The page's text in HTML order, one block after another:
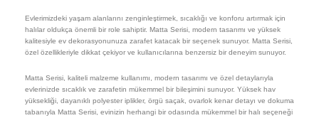
Evlerimizdeki yaşam alanlarını zenginleştirmek, sıcaklığı ve konforu artırmak için
halılar oldukça önemli bir role sahiptir. Matta Serisi, modern tasarımı ve yüksek
kalitesiyle ev dekorasyonunuza zarafet katacak bir seçenek sunuyor. Matta Serisi,
özel özellikleriyle dikkat çekiyor ve kullanıcılarına benzersiz bir deneyim sunuyor.
Matta Serisi, kaliteli malzeme kullanımı, modern tasarımı ve özel detaylarıyla
evlerinizde sıcaklık ve zarafetin mükemmel bir bileşimini sunuyor. Yüksek hav
yüksekliği, dayanıklı polyester iplikler, örgü saçak, ovarlok kenar detayı ve dokuma
tabanıyla Matta Serisi, evinizin herhangi bir odasında mükemmel bir halı seçeneği